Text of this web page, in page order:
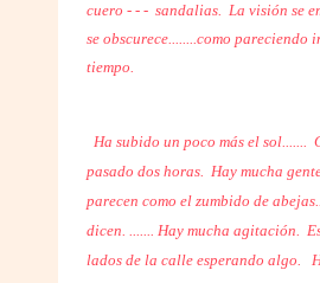
cuero - - - sandalias. La visión se
se obscurece........como pareciendo
tiempo.
Ha subido un poco más el sol.......
pasado dos horas. Hay mucha
parecen como el zumbido de
dicen. ....... Hay mucha agitación.
lados de la calle esperando algo.